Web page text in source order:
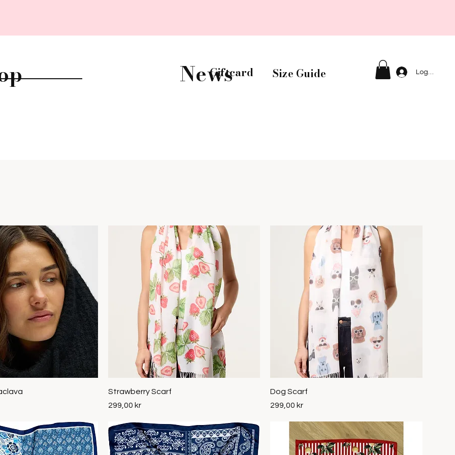
News
Giftcard Size Guide Logga in
Snabbvisning Snabbvisning
Strawberry Scarf
Pris
299,00 kr
Dog Scarf
Pris
299,00 kr